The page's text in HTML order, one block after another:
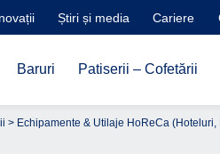
Știri și media Cariere
Baruri Patiserii – Cofetării
> Echipamente & Utilaje HoReCa